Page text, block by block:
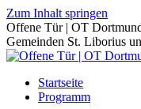
Zum Inhalt springen
Offene Tür | OT
Gemeinden St. Liborius
Startseite
Programm